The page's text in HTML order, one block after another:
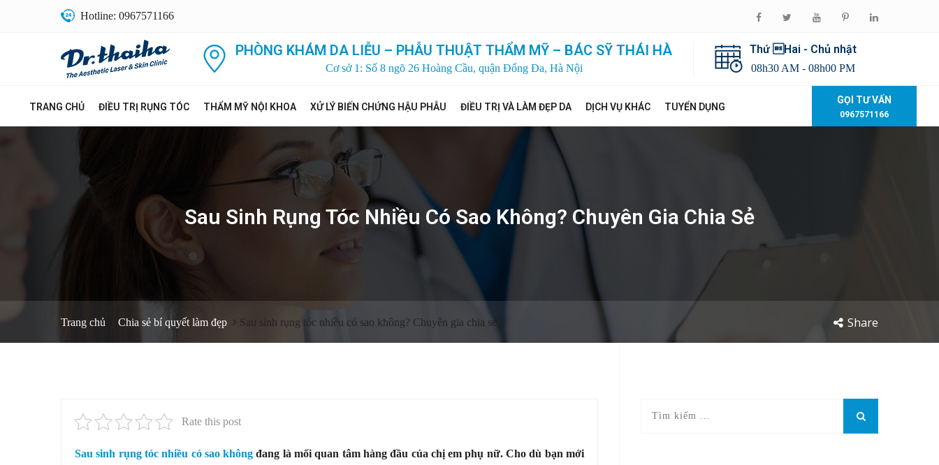
Hotline: 0967571166
PHÒNG KHÁM DA LIỄU – PHẪU THUẬT THẨM MỸ – BÁC SỸ THÁI HÀ
Cơ sở 1: Số 8 ngõ 26 Hoàng Cầu, quận Đống Đa, Hà Nội
Thứ Hai - Chủ nhật
08h30 AM - 08h00 PM
TRANG CHỦ ĐIỀU TRỊ RỤNG TÓC THẨM MỸ NỘI KHOA XỬ LÝ BIẾN CHỨNG HẬU PHẪU ĐIỀU TRỊ VÀ LÀM ĐẸP DA DỊCH VỤ KHÁC TUYỂN DỤNG
GỌI TƯ VẤN
0967571166
Sau Sinh Rụng Tóc Nhiều Có Sao Không? Chuyên Gia Chia Sẻ
Trang chủ Chia sẻ bí quyết làm đẹp Sau sinh rụng tóc nhiều có sao không? Chuyên gia chia sẻ Share
Rate this post
Sau sinh rụng tóc nhiều có sao không đang là mối quan tâm hàng đầu của chị em phụ nữ. Cho dù bạn mới